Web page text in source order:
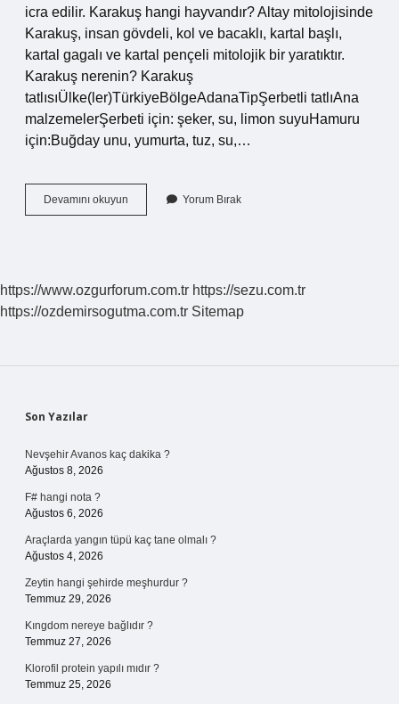
icra edilir. Karakuş hangi hayvandır? Altay mitolojisinde
Karakuş, insan gövdeli, kol ve bacaklı, kartal başlı,
kartal gagalı ve kartal pençeli mitolojik bir yaratıktır.
Karakuş nerenin? Karakuş
tatlısıÜlke(ler)TürkiyeBölgeAdanaTipŞerbetli tatlıAna
malzemelerŞerbeti için: şeker, su, limon suyuHamuru
için:Buğday unu, yumurta, tuz, su,…
Devamını okuyun Karakuş
Anlamı
Yorum Bırak
https://www.ozgurforum.com.tr https://sezu.com.tr
https://ozdemirsogutma.com.tr Sitemap
Sidebar
Son Yazılar
Nevşehir Avanos kaç dakika ?
Ağustos 8, 2026
F# hangi nota ?
Ağustos 6, 2026
Araçlarda yangın tüpü kaç tane olmalı ?
Ağustos 4, 2026
Zeytin hangi şehirde meşhurdur ?
Temmuz 29, 2026
Kıngdom nereye bağlıdır ?
Temmuz 27, 2026
Klorofil protein yapılı mıdır ?
Temmuz 25, 2026